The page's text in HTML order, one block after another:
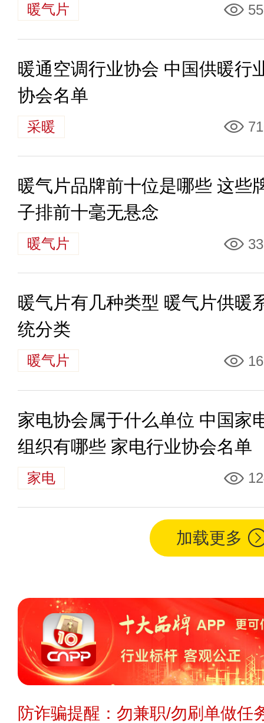
暖气片
暖通空调行业协会 中国供暖行
协会名单
采暖
暖气片品牌前十位是哪些 这些
子排前十毫无悬念
暖气片
暖气片有几种类型 暖气片供暖
统分类
暖气片
家电协会属于什么单位 中国家
组织有哪些 家电行业协会名单
家电
加载更多
防诈骗提醒：勿兼职/勿刷单做任